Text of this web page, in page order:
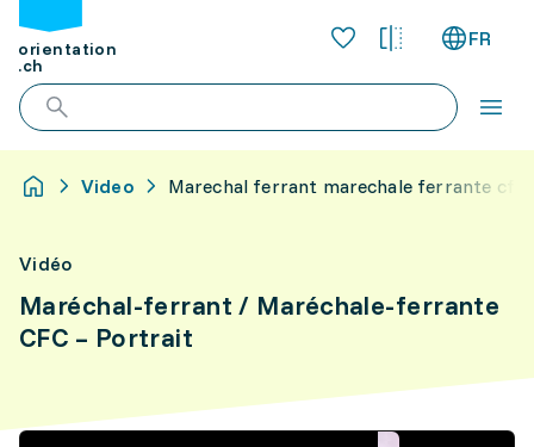
orientation
.ch
FR
Video Marechal ferrant marechale ferrante
Vidéo
Maréchal-ferrant / Maréchale-ferrante
CFC – Portrait